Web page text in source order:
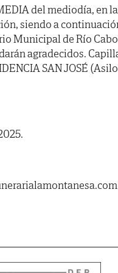
del mediodía, en la
siendo a
Municipal de Río
agradecidos.
SAN JOSÉ